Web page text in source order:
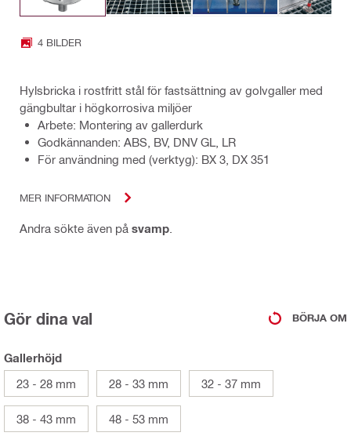
4 BILDER
Hylsbricka i rostfritt stål för fastsättning av golvgaller med
gängbultar i högkorrosiva miljöer
Arbete: Montering av gallerdurk
Godkännanden: ABS, BV, DNV GL, LR
För användning med (verktyg): BX 3, DX 351
MER INFORMATION
Andra sökte även på svamp
Gör dina val BÖRJA OM
Gallerhöjd
23 - 28 mm
28 - 33 mm 32 - 37 mm
38 - 43 mm 48 - 53 mm